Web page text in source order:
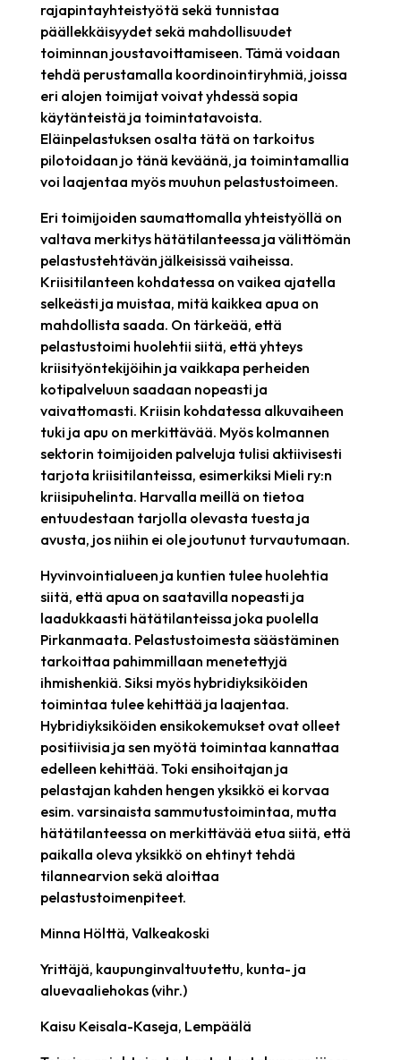
rajapintayhteistyötä sekä tunnistaa
päällekkäisyydet sekä mahdollisuudet
toiminnan joustavoittamiseen. Tämä voidaan
tehdä perustamalla koordinointiryhmiä, joissa
eri alojen toimijat voivat yhdessä sopia
käytänteistä ja toimintatavoista.
Eläinpelastuksen osalta tätä on tarkoitus
pilotoidaan jo tänä keväänä, ja toimintamallia
voi laajentaa myös muuhun pelastustoimeen.
Eri toimijoiden saumattomalla yhteistyöllä on
valtava merkitys hätätilanteessa ja välittömän
pelastustehtävän jälkeisissä vaiheissa.
Kriisitilanteen kohdatessa on vaikea ajatella
selkeästi ja muistaa, mitä kaikkea apua on
mahdollista saada. On tärkeää, että
pelastustoimi huolehtii siitä, että yhteys
kriisityöntekijöihin ja vaikkapa perheiden
kotipalveluun saadaan nopeasti ja
vaivattomasti. Kriisin kohdatessa alkuvaiheen
tuki ja apu on merkittävää. Myös kolmannen
sektorin toimijoiden palveluja tulisi aktiivisesti
tarjota kriisitilanteissa, esimerkiksi Mieli ry:n
kriisipuhelinta. Harvalla meillä on tietoa
entuudestaan tarjolla olevasta tuesta ja
avusta, jos niihin ei ole joutunut turvautumaan.
Hyvinvointialueen ja kuntien tulee huolehtia
siitä, että apua on saatavilla nopeasti ja
laadukkaasti hätätilanteissa joka puolella
Pirkanmaata. Pelastustoimesta säästäminen
tarkoittaa pahimmillaan menetettyjä
ihmishenkiä. Siksi myös hybridiyksiköiden
toimintaa tulee kehittää ja laajentaa.
Hybridiyksiköiden ensikokemukset ovat olleet
positiivisia ja sen myötä toimintaa kannattaa
edelleen kehittää. Toki ensihoitajan ja
pelastajan kahden hengen yksikkö ei korvaa
esim. varsinaista sammutustoimintaa, mutta
hätätilanteessa on merkittävää etua siitä, että
paikalla oleva yksikkö on ehtinyt tehdä
tilannearvion sekä aloittaa
pelastustoimenpiteet.
Minna Hölttä, Valkeakoski
Yrittäjä, kaupunginvaltuutettu, kunta- ja
aluevaaliehokas (vihr.)
Kaisu Keisala-Kaseja, Lempäälä